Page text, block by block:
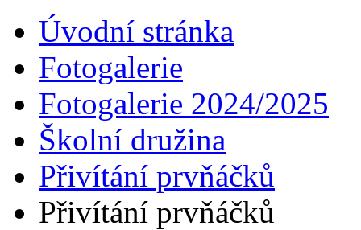
Úvodní stránka
Fotogalerie
Fotogalerie 2024/2025
Školní družina
Přivítání prvňáčků
Přivítání prvňáčků